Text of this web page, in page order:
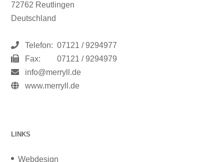
72762 Reutlingen
Deutschland
Telefon: 07121 / 9294977
Fax:
07121 / 9294979
info@merryll.de
www.merryll.de
LINKS
Webdesign